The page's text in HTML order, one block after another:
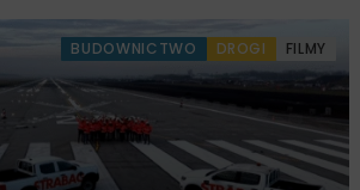
BUDOWNICTWO DROGI FILMY